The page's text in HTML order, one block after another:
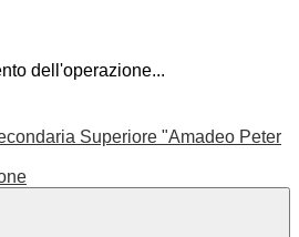
dell'operazione...